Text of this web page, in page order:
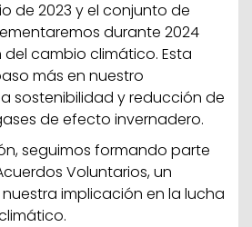
de 2023 y el conjunto de
durante 2024
cambio climático. Esta
más en nuestro
sostenibilidad y reducción de
de efecto invernadero.
seguimos formando parte
Voluntarios, un
implicación en la lucha